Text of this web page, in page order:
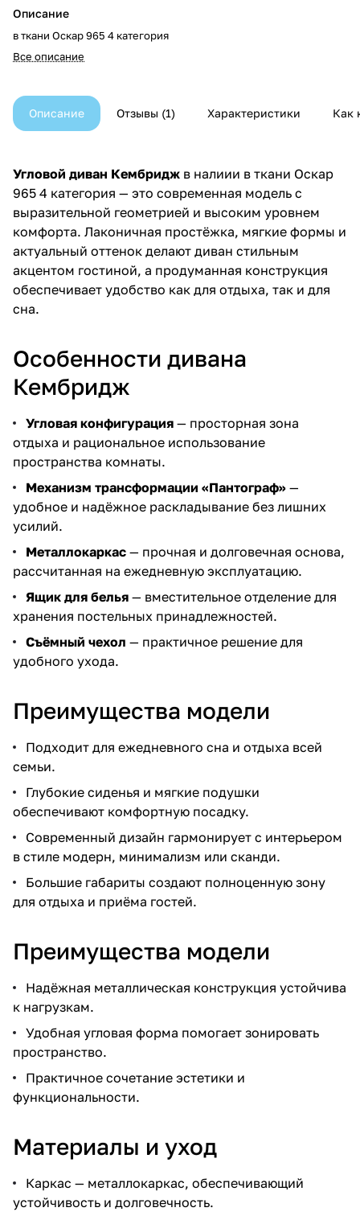
Описание
в ткани Оскар 965 4 категория
Все описание
Описание Отзывы 1 Характеристики Как
Угловой диван Кембридж в налиии в ткани Оскар
965 4 категория — это современная модель с
выразительной геометрией и высоким уровнем
комфорта. Лаконичная простёжка, мягкие формы и
актуальный оттенок делают диван стильным
акцентом гостиной, а продуманная конструкция
обеспечивает удобство как для отдыха, так и для
сна.
Особенности дивана
Кембридж
Угловая конфигурация — просторная зона
отдыха и рациональное использование
пространства комнаты.
Механизм трансформации «Пантограф» —
удобное и надёжное раскладывание без лишних
усилий.
Металлокаркас — прочная и долговечная основа,
рассчитанная на ежедневную эксплуатацию.
Ящик для белья — вместительное отделение для
хранения постельных принадлежностей.
Съёмный чехол — практичное решение для
удобного ухода.
Преимущества модели
Подходит для ежедневного сна и отдыха всей
семьи.
Глубокие сиденья и мягкие подушки
обеспечивают комфортную посадку.
Современный дизайн гармонирует с интерьером
в стиле модерн, минимализм или сканди.
Большие габариты создают полноценную зону
для отдыха и приёма гостей.
Преимущества модели
Надёжная металлическая конструкция устойчива
к нагрузкам.
Удобная угловая форма помогает зонировать
пространство.
Практичное сочетание эстетики и
функциональности.
Материалы и уход
Каркас — металлокаркас, обеспечивающий
устойчивость и долговечность.